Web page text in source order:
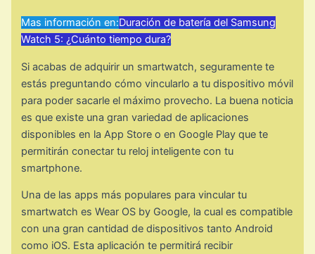
Mas información en:Duración de batería del Samsung
Watch 5: ¿Cuánto tiempo dura?
Si acabas de adquirir un smartwatch, seguramente te
estás preguntando cómo vincularlo a tu dispositivo móvil
para poder sacarle el máximo provecho. La buena noticia
es que existe una gran variedad de aplicaciones
disponibles en la App Store o en Google Play que te
permitirán conectar tu reloj inteligente con tu
smartphone.
Una de las apps más populares para vincular tu
smartwatch es Wear OS by Google, la cual es compatible
con una gran cantidad de dispositivos tanto Android
como iOS. Esta aplicación te permitirá recibir